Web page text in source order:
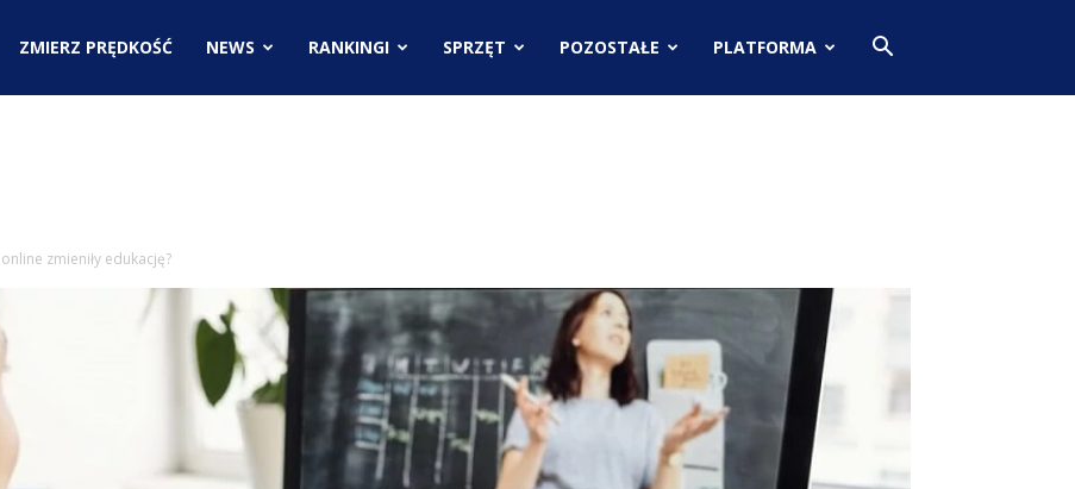
ZMIERZ PRĘDKOŚĆ NEWS RANKINGI SPRZĘT POZOSTAŁE PLATFORMA
zmieniły edukację?